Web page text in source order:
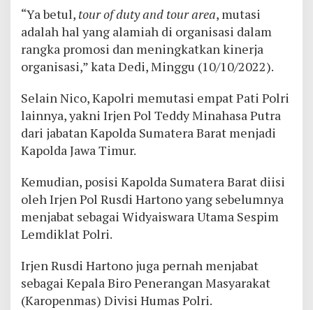
“Ya betul, tour of duty and tour area, mutasi
adalah hal yang alamiah di organisasi dalam
rangka promosi dan meningkatkan kinerja
organisasi,” kata Dedi, Minggu (10/10/2022).
Selain Nico, Kapolri memutasi empat Pati Polri
lainnya, yakni Irjen Pol Teddy Minahasa Putra
dari jabatan Kapolda Sumatera Barat menjadi
Kapolda Jawa Timur.
Kemudian, posisi Kapolda Sumatera Barat diisi
oleh Irjen Pol Rusdi Hartono yang sebelumnya
menjabat sebagai Widyaiswara Utama Sespim
Lemdiklat Polri.
Irjen Rusdi Hartono juga pernah menjabat
sebagai Kepala Biro Penerangan Masyarakat
(Karopenmas) Divisi Humas Polri.